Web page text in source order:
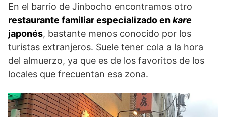
En el barrio de Jinbocho encontramos otro
restaurante familiar especializado enkare
japonés, bastante menos conocido por los
turistas extranjeros. Suele tener cola a la hora
del almuerzo, ya que es de los favoritos de los
locales que frecuentan esa zona.